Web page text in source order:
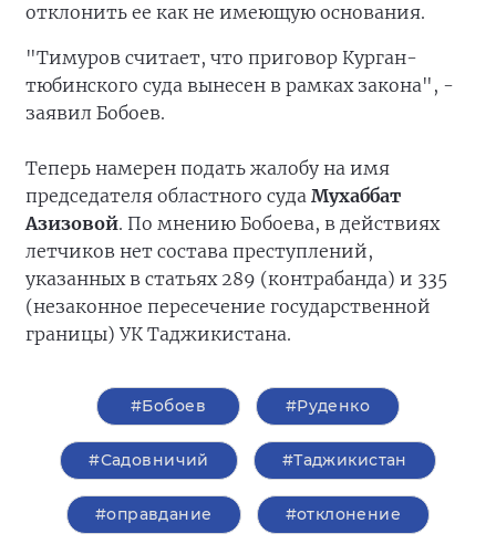
отклонить ее как не имеющую основания.
"Тимуров считает, что приговор Курган-
тюбинского суда вынесен в рамках закона", -
заявил Бобоев.
Теперь намерен подать жалобу на имя
председателя областного суда Мухаббат
Азизовой. По мнению Бобоева, в действиях
летчиков нет состава преступлений,
указанных в статьях 289 (контрабанда) и 335
(незаконное пересечение государственной
границы) УК Таджикистана.
#Бобоев #Руденко
#Садовничий #Таджикистан
#оправдание #отклонение